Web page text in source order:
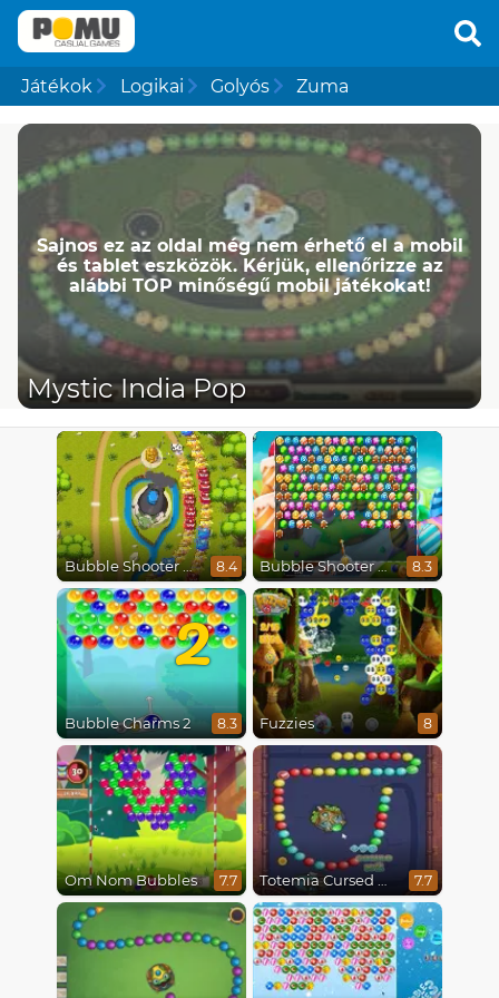
Játékok Logikai Golyós Zuma
Sajnos ez az oldal még nem érhető el a mobil
és tablet eszközök. Kérjük, ellenőrizze az
alábbi TOP minőségű mobil játékokat!
Mystic India Pop
Bubble Shooter Online 8.4 Bubble Shooter Candy 8.3
2
Bubble Charms 2 8.3 Fuzzies 8
Om Nom Bubbles 7.7 Totemia Cursed Marbles 7.7